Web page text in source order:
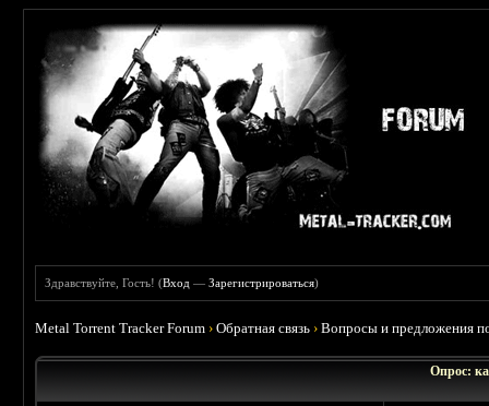
Здравствуйте, Гость! (Вход —Зарегистрироваться)
Metal Torrent Tracker Forum ›Обратная связь ›Вопросы и предложения
Опрос: